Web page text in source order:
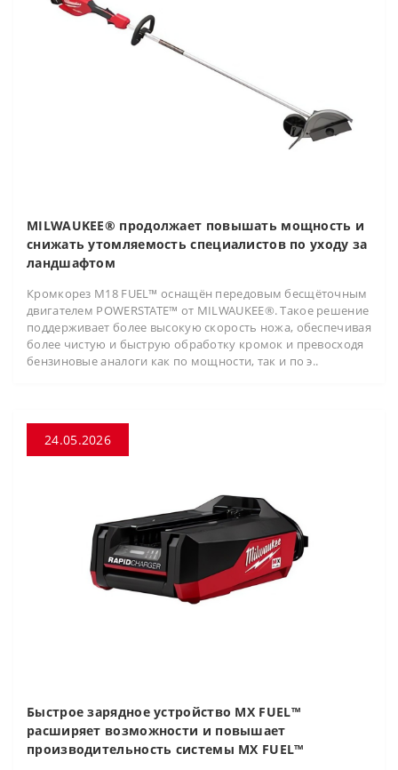
MILWAUKEE® продолжает повышать мощность и
снижать утомляемость специалистов по уходу за
ландшафтом
Кромкорез M18 FUEL™ оснащён передовым бесщёточным
двигателем POWERSTATE™ от MILWAUKEE®. Такое решение
поддерживает более высокую скорость ножа, обеспечивая
более чистую и быструю обработку кромок и превосходя
бензиновые аналоги как по мощности, так и по э..
24.05.2026
Быстрое зарядное устройство MX FUEL™
расширяет возможности и повышает
производительность системы MX FUEL™